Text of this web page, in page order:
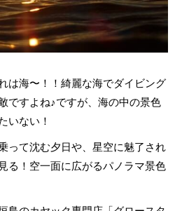
は海〜！！綺麗な海でダイビング
ですよね♪ですが、海の中の景色
いない！
って沈む夕日や、星空に魅了され
る！空一面に広がるパノラマ景色